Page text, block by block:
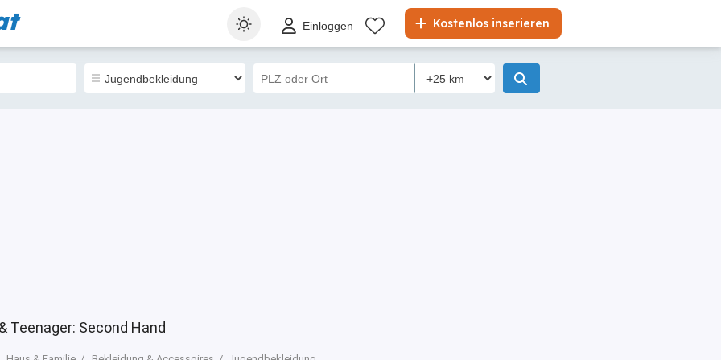
Kostenlos inserieren
Einloggen
Teenager: Second Hand